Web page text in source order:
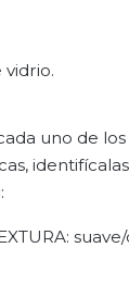
vidrio.
uno de
: